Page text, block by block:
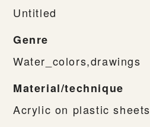
Untitled
Genre
Water_colors,drawings
Material/technique
Acrylic on plastic sheets